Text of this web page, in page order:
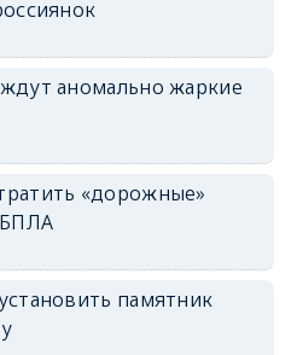
аномально жаркие
«дорожные»
памятник